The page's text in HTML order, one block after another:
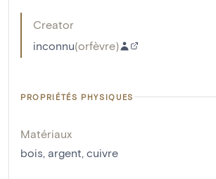
Creator
inconnu(orfèvre)
PROPRIÉTÉS PHYSIQUES
Matériaux
bois, argent, cuivre